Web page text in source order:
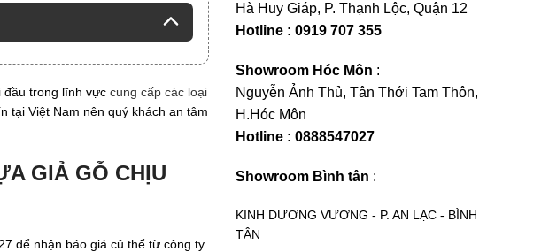
đầu trong lĩnh vực cung cấp các loại
tại Việt Nam nên quý khách an tâm
GIẢ GỖ CHỊU
để nhận báo giá củ thể từ công ty.
Hà Huy Giáp, P. Thạnh Lộc, Quận 12
Hotline : 0919 707 355
Showroom Hóc Môn :
Nguyễn Ảnh Thủ, Tân Thới Tam Thôn,
H.Hóc Môn
Hotline : 0888547027
Showroom Bình tân :
KINH DƯƠNG VƯƠNG - P. AN LẠC - BÌNH
TÂN